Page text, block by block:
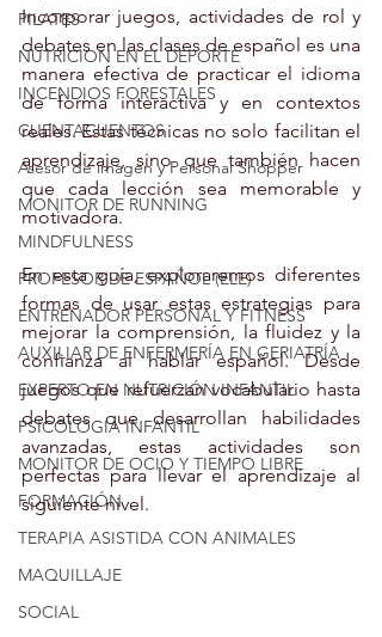
PILATES
NUTRICION EN EL DEPORTE
INCENDIOS FORESTALES
CUENTACUENTOS
Asesor de imagen y Personal Shopper
MONITOR DE RUNNING
MINDFULNESS
PROFESOR DE ESPAÑOL (ELE)
ENTRENADOR PERSONAL Y FITNESS
AUXILIAR DE ENFERMERÍA EN GERIATRÍA
EXPERTO EN NUTRICIÓN INFANTIL
PSICOLOGIA INFANTIL
MONITOR DE OCIO Y TIEMPO LIBRE
FORMACIÓN
TERAPIA ASISTIDA CON ANIMALES
MAQUILLAJE
SOCIAL
Incorporar juegos, actividades de rol y
debates en las clases de español es una
manera efectiva de practicar el idioma
de forma interactiva y en contextos
reales. Estas técnicas no solo facilitan el
aprendizaje, sino que también hacen
que cada lección sea memorable y
motivadora.
En esta guía, exploraremos diferentes
formas de usar estas estrategias para
mejorar la comprensión, la fluidez y la
confianza al hablar español. Desde
juegos que refuerzan vocabulario hasta
debates que desarrollan habilidades
avanzadas, estas actividades son
perfectas para llevar el aprendizaje al
siguiente nivel.